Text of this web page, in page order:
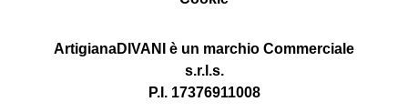
ArtigianaDIVANI è un marchio Commerciale
s.r.l.s.
P.I. 17376911008